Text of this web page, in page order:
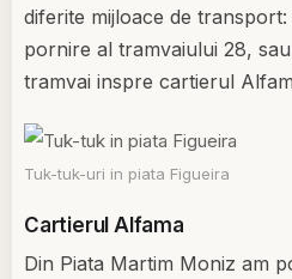
diferite mijloace de
pornire al tramvaiului 28,
tramvai inspre cartierul
Tuk-tuk-uri in piata Figueira
Cartierul Alfama
Din Piata Martim Moniz am